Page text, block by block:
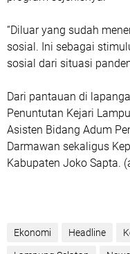
“Diluar yang sudah
sosial. Ini sebagai
sosial dari situasi
Dari pantauan di
Penuntutan Kejari
Asisten Bidang Adum
Darmawan sekaligus
Kabupaten Joko Sapta.
Ekonomi Headline